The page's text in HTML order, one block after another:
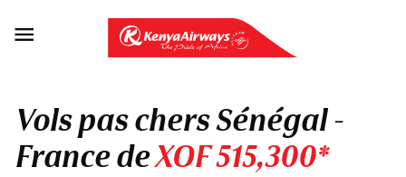

Vols pas chers Sénégal -
France deXOF 515,300*